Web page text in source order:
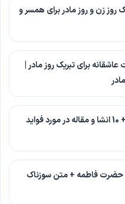
زن و روز مادر برای همسر و
برای تبریک روز مادر |
انشا با موضوع کتاب + 10 انشا و مقاله در مورد فواید
فاطمه + متن سوزناک